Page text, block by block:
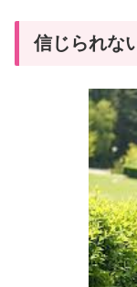
信じられな